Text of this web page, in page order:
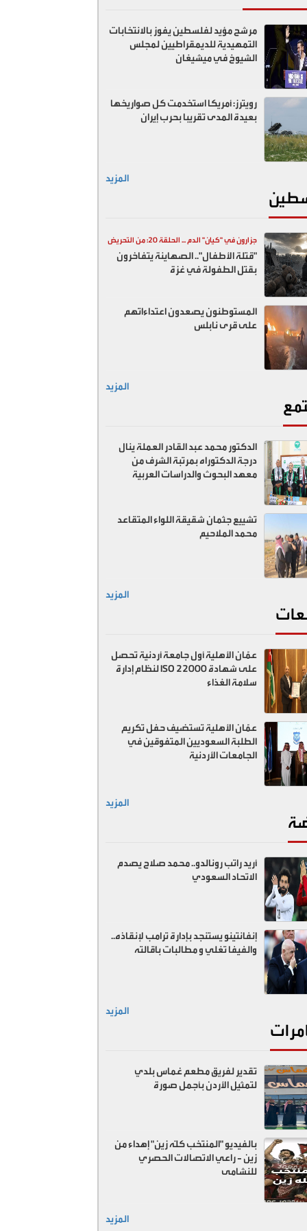
مرشح مؤيد لفلسطين يفوز بالانتخابات
التمهيدية للديمقراطيين لمجلس
الشيوخ في ميشيغان
رويترز: أمريكا استخدمت كل صواريخها
بعيدة المدى تقريبا بحرب إيران
المزيد
جزارون في "كيان" الدم ... الحلقة 20: من التحريض
السياسي إلى المقابر الجماعية
"قتلة الأطفال".. الصهاينة يتفاخرون
بقتل الطفولة في غزة
المستوطنون يصعدون اعتداءاتهم
على قرى نابلس
المزيد
الدكتور محمد عبد القادر العملة ينال
درجة الدكتوراه بمرتبة الشرف من
معهد البحوث والدراسات العربية
تشييع جثمان شقيقة اللواء المتقاعد
محمد الملاحيم
المزيد
عمّان الأهلية أول جامعة أردنية تحصل
على شهادة ISO 22000 لنظام إدارة
سلامة الغذاء
عمّان الأهلية تستضيف حفل تكريم
الطلبة السعوديين المتفوقين في
الجامعات الأردنية
المزيد
أريد راتب رونالدو.. محمد صلاح يصدم
الاتحاد السعودي
إنفانتينو يستنجد بإدارة ترامب لإنقاذه..
والفيفا تغلي و مطالبات باقالته
المزيد
تقدير لفريق مطعم غماس بلدي
لتمثيل الأردن بأجمل صورة
بالفيديو "المنتخب كلّه زين" إهداء من
زين - راعي الاتصالات الحصري
للنشامى
المزيد